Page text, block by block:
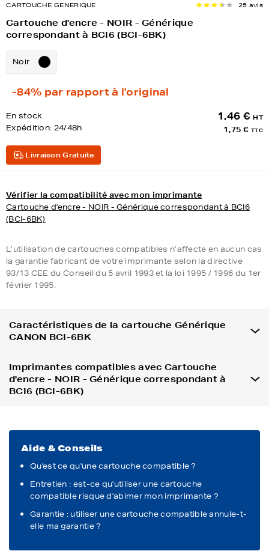
CARTOUCHE GENERIQUE 25 avis
Cartouche d'encre - NOIR - Générique
correspondant à BCI6 (BCI-6BK)
Noir
-84% par rapport à l'original
En stock
Expédition: 24/48h
1,46 € HT
1,75 € TTC
Livraison Gratuite
Vérifier la compatibilité avec mon imprimante
Cartouche d'encre - NOIR - Générique correspondant à BCI6
(BCI-6BK)
L’utilisation de cartouches compatibles n’affecte en aucun cas
la garantie fabricant de votre imprimante selon la directive
93/13 CEE du Conseil du 5 avril 1993 et la loi 1995 / 1996 du 1er
février 1995.
Caractéristiques de la cartouche Générique
CANON BCI-6BK
Imprimantes compatibles avec Cartouche
d'encre - NOIR - Générique correspondant à
BCI6 (BCI-6BK)
Aide & Conseils
Qu'est ce qu'une cartouche compatible ?
Entretien : est-ce qu'utiliser une cartouche
compatible risque d'abimer mon imprimante ?
Garantie : utiliser une cartouche compatible annule-t-
elle ma garantie ?